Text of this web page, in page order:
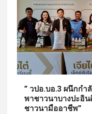
” วปอ.บอ.3 ผนึกกำ
พาชาวนาบางปะอิน
ชาวนามืออาชีพ”